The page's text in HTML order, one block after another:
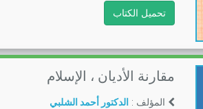
تحميل الكتاب
مقارنة الأديان ، الإسلام
المؤلف : الدكتور أحمد الشلبي